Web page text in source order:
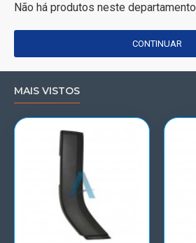
Não há produtos neste departamento
CONTINUAR
MAIS VISTOS